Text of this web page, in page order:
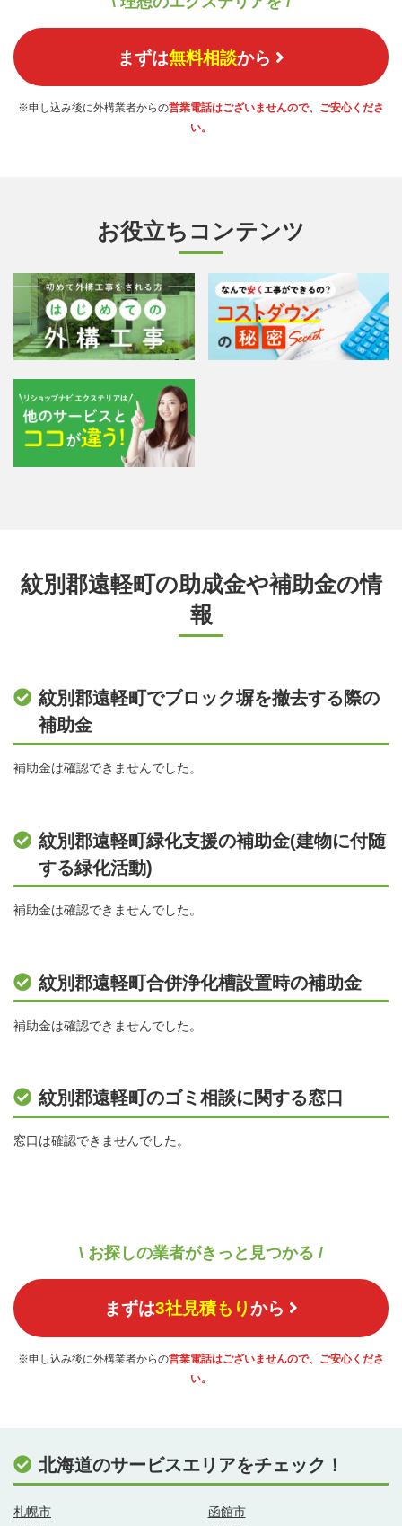
まずは無料相談から
※申し込み後に外構業者からの営業電話はございませんので、ご安心くださ
い。
お役立ちコンテンツ
紋別郡遠軽町の助成金や補助金の情
報
紋別郡遠軽町でブロック塀を撤去する際の
補助金
補助金は確認できませんでした。
紋別郡遠軽町緑化支援の補助金(建物に付随
する緑化活動)
補助金は確認できませんでした。
紋別郡遠軽町合併浄化槽設置時の補助金
補助金は確認できませんでした。
紋別郡遠軽町のゴミ相談に関する窓口
窓口は確認できませんでした。
\ お探しの業者がきっと見つかる /
まずは3社見積もりから
※申し込み後に外構業者からの営業電話はございませんので、ご安心くださ
い。
北海道のサービスエリアをチェック！
札幌市
函館市